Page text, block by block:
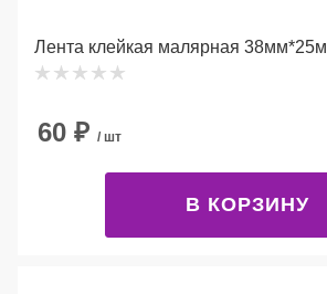
Лента клейкая малярная 38мм*25м
60 ₽ / шт
В КОРЗИНУ